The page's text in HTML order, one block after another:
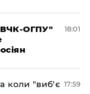
ОГПУ"
18:01
коли "виб'є 17:59